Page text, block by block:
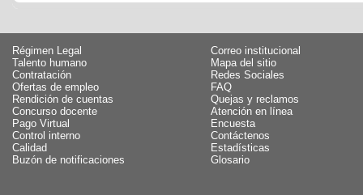
Régimen Legal
Talento humano
Contratación
Ofertas de empleo
Rendición de cuentas
Concurso docente
Pago Virtual
Control interno
Calidad
Buzón de notificaciones
Correo institucional
Mapa del sitio
Redes Sociales
FAQ
Quejas y reclamos
Atención en línea
Encuesta
Contáctenos
Estadísticas
Glosario